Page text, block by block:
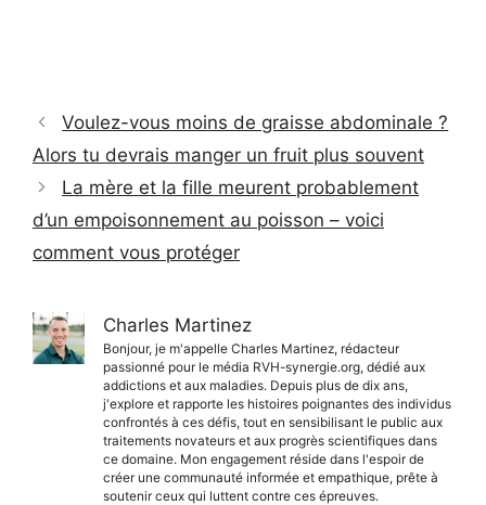
Voulez-vous moins de graisse abdominale ?
Alors tu devrais manger un fruit plus souvent
La mère et la fille meurent probablement
d’un empoisonnement au poisson – voici
comment vous protéger
Charles Martinez
Bonjour, je m'appelle Charles Martinez, rédacteur
passionné pour le média RVH-synergie.org, dédié aux
addictions et aux maladies. Depuis plus de dix ans,
j'explore et rapporte les histoires poignantes des individus
confrontés à ces défis, tout en sensibilisant le public aux
traitements novateurs et aux progrès scientifiques dans
ce domaine. Mon engagement réside dans l'espoir de
créer une communauté informée et empathique, prête à
soutenir ceux qui luttent contre ces épreuves.